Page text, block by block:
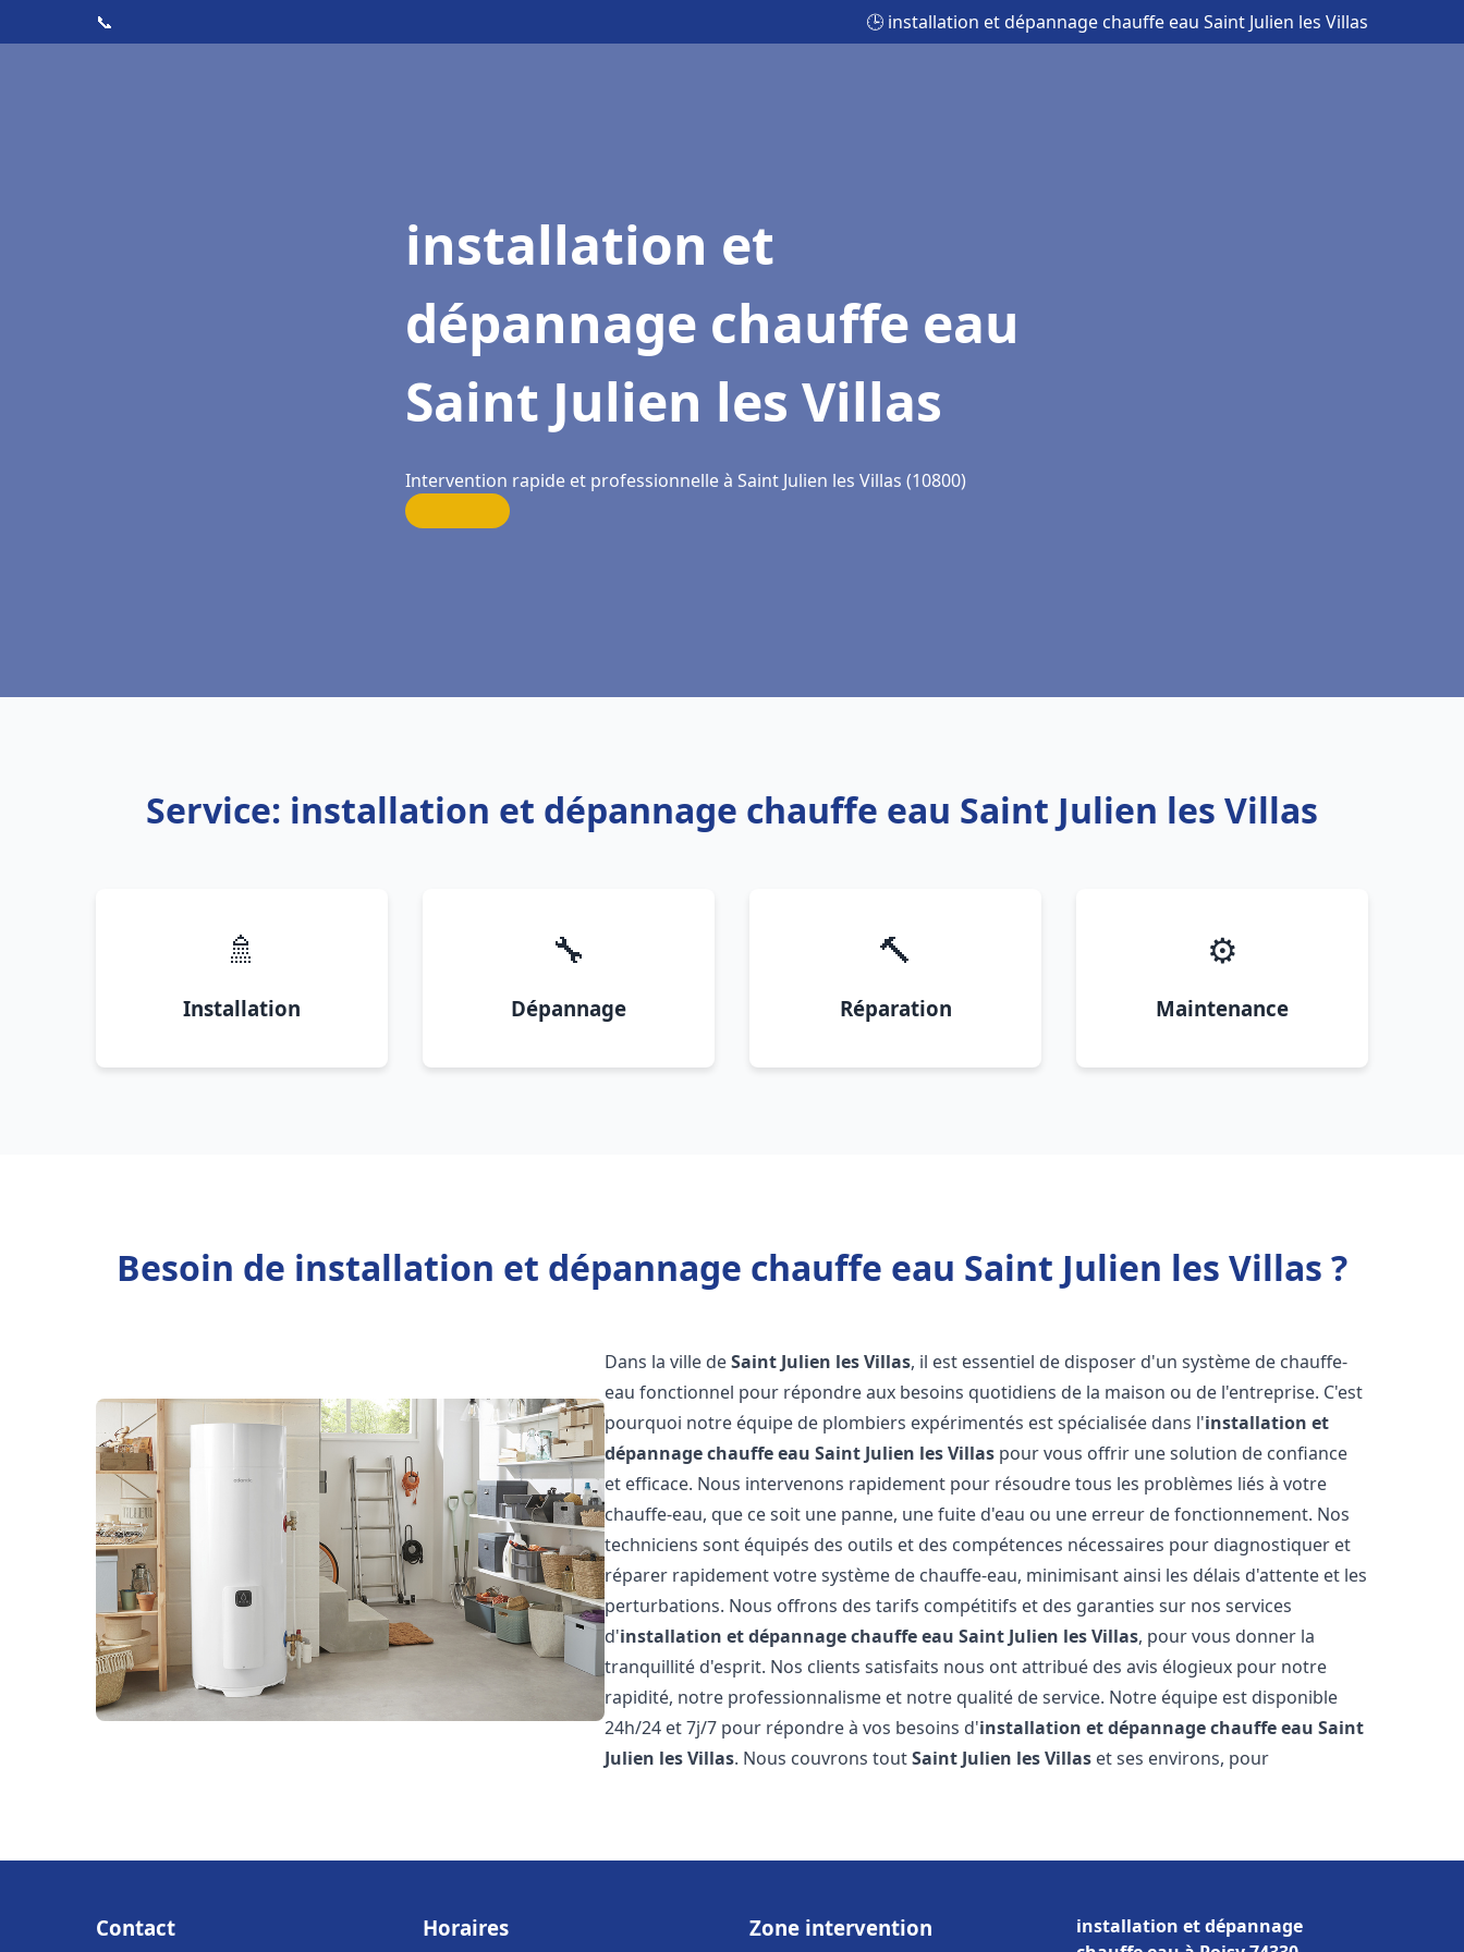
📞 🕒 installation et dépannage chauffe eau Saint Julien les Villas
installation et
dépannage chauffe eau
Saint Julien les Villas
Intervention rapide et professionnelle à Saint Julien les Villas (10800)
Service: installation et dépannage chauffe eau Saint Julien les Villas
🚿
Installation
🔧
Dépannage
🔨
Réparation
⚙️
Maintenance
Besoin de installation et dépannage chauffe eau Saint Julien les Villas ?
Dans la ville deSaint Julien les Villas, il est essentiel de disposer d'un système de chauffe-
eau fonctionnel pour répondre aux besoins quotidiens de la maison ou de l'entreprise. C'est
pourquoi notre équipe de plombiers expérimentés est spécialisée dans l'installation et
dépannage chauffe eau Saint Julien les Villas pour vous offrir une solution de confiance
et efficace. Nous intervenons rapidement pour résoudre tous les problèmes liés à votre
chauffe-eau, que ce soit une panne, une fuite d'eau ou une erreur de fonctionnement. Nos
techniciens sont équipés des outils et des compétences nécessaires pour diagnostiquer et
réparer rapidement votre système de chauffe-eau, minimisant ainsi les délais d'attente et les
perturbations. Nous offrons des tarifs compétitifs et des garanties sur nos services
d'installation et dépannage chauffe eau Saint Julien les Villas, pour vous donner la
tranquillité d'esprit. Nos clients satisfaits nous ont attribué des avis élogieux pour notre
rapidité, notre professionnalisme et notre qualité de service. Notre équipe est disponible
24h/24 et 7j/7 pour répondre à vos besoins d'installation et dépannage chauffe eau Saint
Julien les Villas. Nous couvrons toutSaint Julien les Villas et ses environs, pour
Contact Horaires Zone intervention
installation et dépannage